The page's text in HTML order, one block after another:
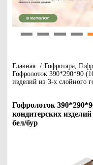
Главная / Гофротара,
Гофролоток 390*290*90
изделий из 3-х слойного
Гофролоток
кондитерских
бел/бур